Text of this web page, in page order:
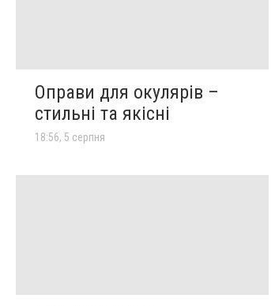
Оправи для окулярів –
стильні та якісні
18:56, 5 серпня